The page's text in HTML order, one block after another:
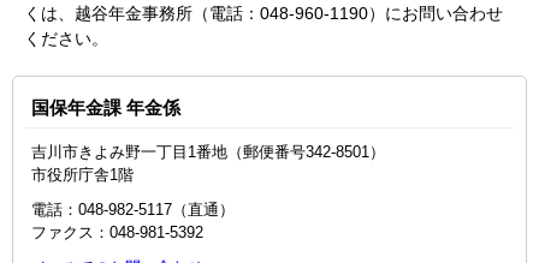
くは、越谷年金事務所（電話：048-960-1190）にお問い合わせ
ください。
国保年金課 年金係
吉川市きよみ野一丁目1番地（郵便番号342-8501）
市役所庁舎1階
電話：048-982-5117（直通）
ファクス：048‐981‐5392